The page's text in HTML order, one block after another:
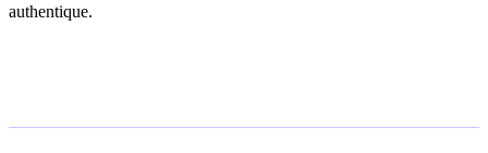
authentique.